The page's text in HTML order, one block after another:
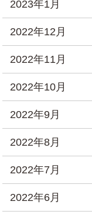
2023年1月
2022年12月
2022年11月
2022年10月
2022年9月
2022年8月
2022年7月
2022年6月